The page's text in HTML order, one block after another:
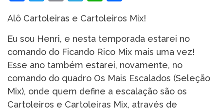
Alô Cartoleiras e Cartoleiros Mix!
Eu sou Henri, e nesta temporada estarei no
comando do Ficando Rico Mix mais uma vez!
Esse ano também estarei, novamente, no
comando do quadro Os Mais Escalados (Seleção
Mix), onde quem define a escalação são os
Cartoleiros e Cartoleiras Mix, através de